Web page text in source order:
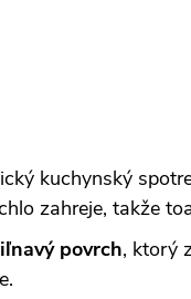
kuchynský
zahreje, takže
povrch, ktorý